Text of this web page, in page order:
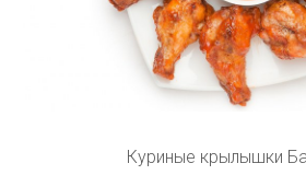
Куриные крылышки